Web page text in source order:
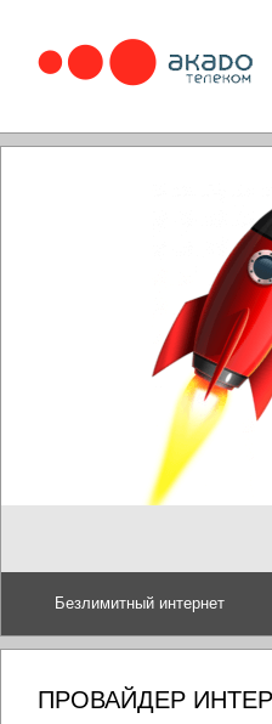
Безлимитный интернет
ПРОВАЙДЕР